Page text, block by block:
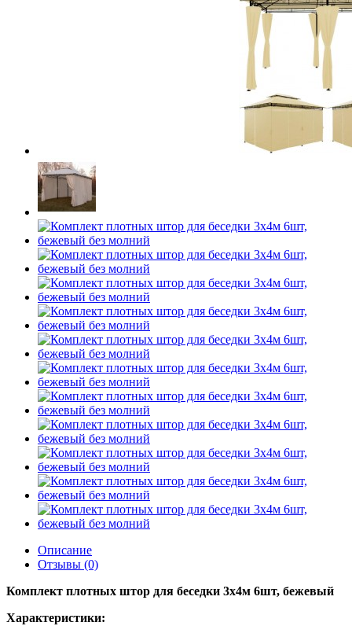
Описание
Отзывы (0)
Комплект плотных штор для беседки 3х4м 6шт, бежевый
Характеристики: